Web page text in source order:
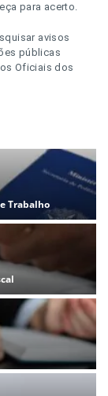
para acerto.
avisos
públicas
Oficiais dos
Trabalho